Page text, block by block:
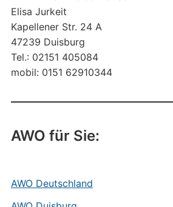
Elisa Jurkeit
Kapellener Str. 24 A
47239 Duisburg
Tel.: 02151 405084
mobil: 0151 62910344
AWO für Sie:
AWO Deutschland